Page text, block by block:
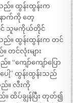
။ ထွန်းထွန်းက
ာက်ကို တေ့
င် သူမကိုယ်တိုင်
ည်။ ထွန်းထွန်းက တင်
င်လုံးများ
ကျော်ကျော်ပြော
ေါ့” ထွန်းထွန်းသည်
ည်။ လီးကို
ထိပ်ချွန်ပြီး တုတ်၍